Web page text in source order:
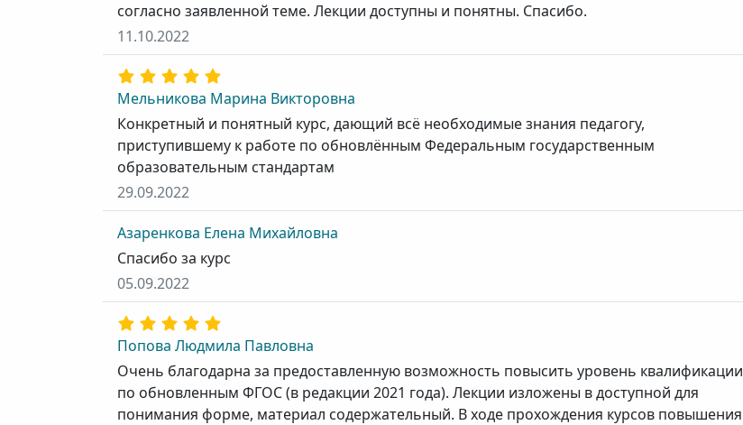
согласно заявленной теме. Лекции доступны и понятны. Спасибо.
11.10.2022
Мельникова Марина Викторовна
Конкретный и понятный курс, дающий всё необходимые знания педагогу,
приступившему к работе по обновлённым Федеральным государственным
образовательным стандартам
29.09.2022
Азаренкова Елена Михайловна
Спасибо за курс
05.09.2022
Попова Людмила Павловна
Очень благодарна за предоставленную возможность повысить уровень квалификации
по обновленным ФГОС (в редакции 2021 года). Лекции изложены в доступной для
понимания форме, материал содержательный. В ходе прохождения курсов повышения